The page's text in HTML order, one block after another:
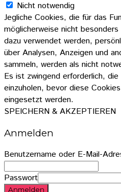
Nicht notwendig
Jegliche Cookies, die für das
möglicherweise nicht
dazu verwendet werden,
über Analysen, Anzeigen und
sammeln, werden als nicht
Es ist zwingend erforderlich,
einzuholen, bevor diese
eingesetzt werden.
SPEICHERN & AKZEPTIEREN
Anmelden
Benutzername oder E-Mail-
Passwort
Anmelden